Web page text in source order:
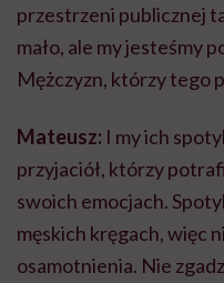
przestrzeni publicznej
mało, ale my jesteśmy
Mężczyzn, którzy tego
Mateusz: I my ich
przyjaciół, którzy
swoich emocjach.
męskich kręgach, więc
osamotnienia. Nie